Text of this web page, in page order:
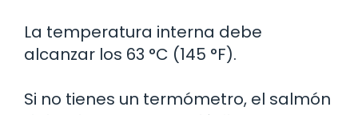
La temperatura interna debe
alcanzar los 63 °C (145 °F).
Si no tienes un termómetro, el salmón